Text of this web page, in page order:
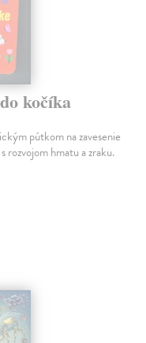
kočíka
pútkom na zavesenie
rozvojom hmatu a zraku.